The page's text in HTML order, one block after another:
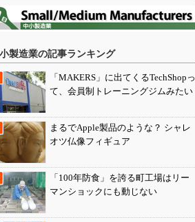
製造業の記事ランキング
「MAKERS」に出てくるTechShopっ
て、会員制トレーニングジムみたい
まるでApple製品のような？ シャレ
オツ仏像フィギュア
「100年防食」を誇る町工場はリー
マンショックにも動じない